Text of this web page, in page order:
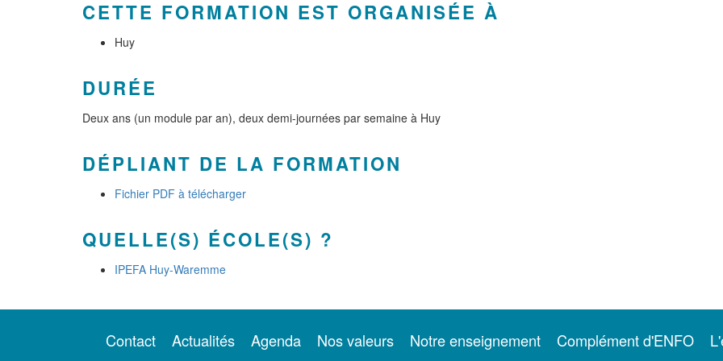
CETTE FORMATION EST ORGANISÉE À
Huy
DURÉE
Deux ans (un module par an), deux demi-journées par semaine à Huy
DÉPLIANT DE LA FORMATION
Fichier PDF à télécharger
QUELLE(S) ÉCOLE(S) ?
IPEFA Huy-Waremme
Contact Actualités Agenda Nos valeurs Notre enseignement Complément d'ENFO